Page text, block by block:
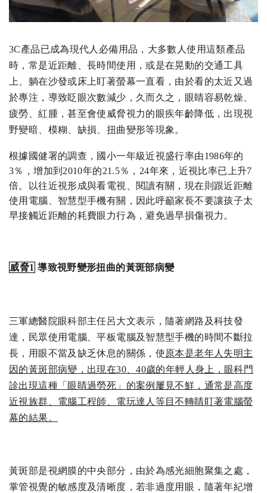
3C產品已成為現代人必備用品，大多數人使用這類產品
時，常是近距離、長時間使用，或是在晃動的交通工具
上、躺在沙發或床上盯著螢幕一直看，由於看的太近又過
於專注，導致眨眼次數減少，久而久之，眼睛容易乾燥、
疲勞、紅腫，甚至會使威脅視力的眼疾年齡降低，出現視
野變暗、模糊、缺損、扭曲變形等現象。
​根據國健署的調查，國小一年級近視盛行率由1986年的
3％，增加到2010年的21.5％，24年來，近視比率已上升7
倍。以往近視形成與看電視、閱讀有關，現在則跟近距離
使用電腦、智慧型手機有關，因此呼籲家長不要讓孩子太
早接觸近距離的耗費眼力行為，避免過早損傷視力。
威脅1 導致視野變形扭曲的黃斑部病變
三軍總醫院眼科部主任呂大文表示，隨著網路及科技發
達，民眾使用電腦、平板電腦及智慧型手機的時間不斷拉
長，用眼不當及缺乏休息的關係，使原本是老年人失明主
因的黃斑部病變，出現在30、40歲的年輕人身上，眼科門
診出現這種「眼睛過勞死」的案例屢見不鮮，通常是高度
近視族群、電腦工程師、電玩達人等目不轉睛盯著電腦螢
幕的結果。
黃斑部是視網膜的中央部分，由於為感光細胞聚集之處，
掌管視覺的敏感度及清晰度，若非過度用眼，隨著年紀增